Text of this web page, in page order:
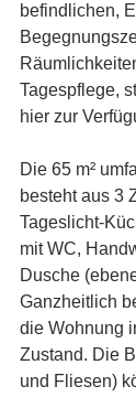
befindlichen,
Tagespflege,
hier zur
Die 65 m²
besteht aus 3
Tageslicht-
mit WC,
Dusche
Ganzheitlich
die Wohnung
Zustand. Die
und Fliesen)